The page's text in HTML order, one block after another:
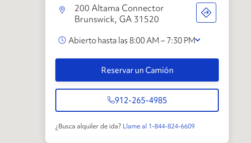
200 Altama Connector
Brunswick, GA 31520
Abierto hasta las 8:00 AM – 7:30 PM
Reservar un Camión
912-265-4985
¿Busca alquiler de ida? Llame al 1-844-824-6609